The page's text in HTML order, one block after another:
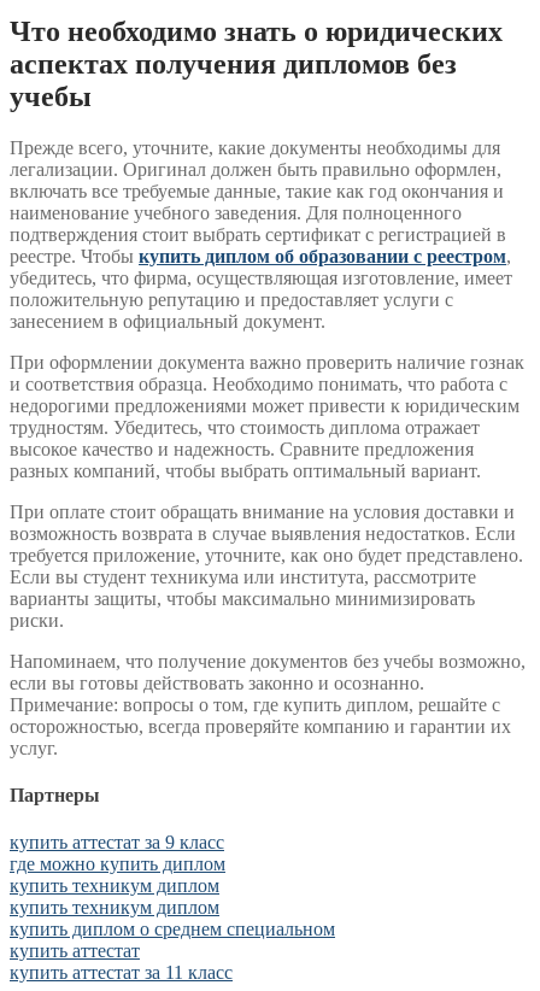
Что необходимо знать о юридических
аспектах получения дипломов без
учебы
Прежде всего, уточните, какие документы необходимы для
легализации. Оригинал должен быть правильно оформлен,
включать все требуемые данные, такие как год окончания и
наименование учебного заведения. Для полноценного
подтверждения стоит выбрать сертификат с регистрацией в
реестре. Чтобы купить диплом об образовании с реестром,
убедитесь, что фирма, осуществляющая изготовление, имеет
положительную репутацию и предоставляет услуги с
занесением в официальный документ.
При оформлении документа важно проверить наличие гознак
и соответствия образца. Необходимо понимать, что работа с
недорогими предложениями может привести к юридическим
трудностям. Убедитесь, что стоимость диплома отражает
высокое качество и надежность. Сравните предложения
разных компаний, чтобы выбрать оптимальный вариант.
При оплате стоит обращать внимание на условия доставки и
возможность возврата в случае выявления недостатков. Если
требуется приложение, уточните, как оно будет представлено.
Если вы студент техникума или института, рассмотрите
варианты защиты, чтобы максимально минимизировать
риски.
Напоминаем, что получение документов без учебы возможно,
если вы готовы действовать законно и осознанно.
Примечание: вопросы о том, где купить диплом, решайте с
осторожностью, всегда проверяйте компанию и гарантии их
услуг.
Партнеры
купить аттестат за 9 класс
где можно купить диплом
купить техникум диплом
купить техникум диплом
купить диплом о среднем специальном
купить аттестат
купить аттестат за 11 класс